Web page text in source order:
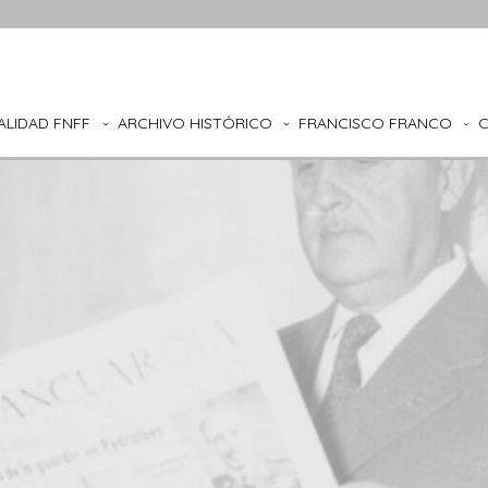
FNFF ARCHIVO HISTÓRICO FRANCISCO FRANCO